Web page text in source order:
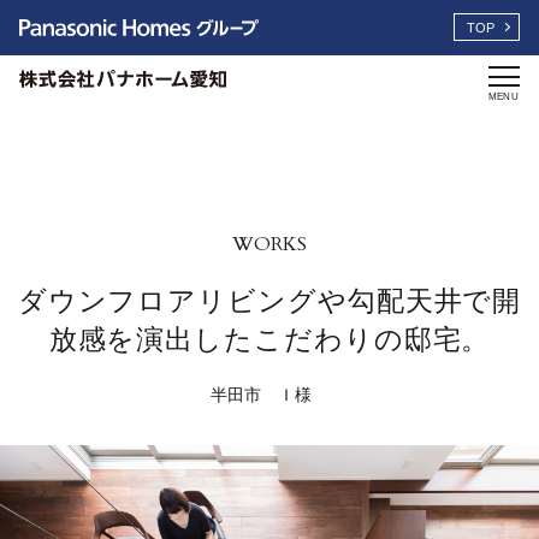
TOP
MENU
WORKS
ダウンフロアリビングや勾配天井で開
放感を演出したこだわりの邸宅。
半田市 Ｉ様